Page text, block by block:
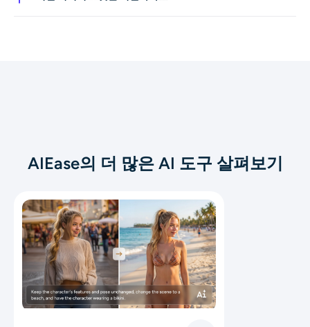
AIEase의 더 많은 AI 도구 살펴보기